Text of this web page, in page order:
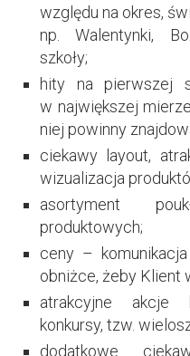
względu na okres,
np. Walentynki,
szkoły;
hity na pierwszej
w największej
niej powinny
ciekawy layout,
wizualizacja
asortyment
produktowych;
ceny –
obniżce, żeby Klient
atrakcyjne akcje
konkursy, tzw.
dodatkowe